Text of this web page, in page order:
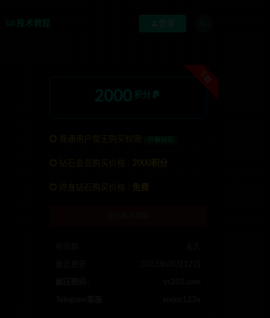
技术教程 登录
下载
2000 积分
普通用户暂无购买权限
钻石会员购买价格 : 2000积分
终身钻石购买价格 : 免费